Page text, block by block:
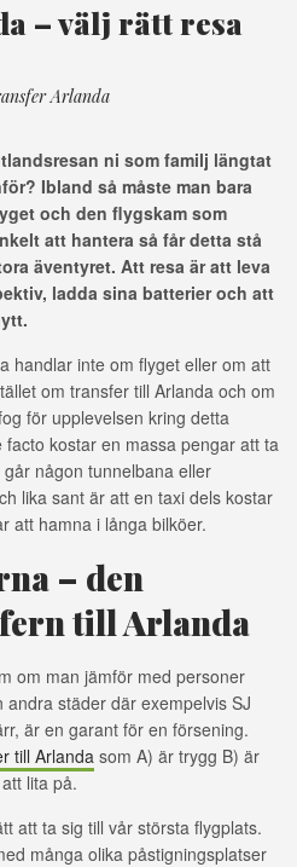
– välj rätt resa
Arlanda
ni som familj längtat
Ibland så måste man bara
och den flygskam som
att hantera så får detta stå
äventyret. Att resa är att leva
ladda sina batterier och att
handlar inte om flyget eller om att
om transfer till Arlanda och om
för upplevelsen kring detta
kostar en massa pengar att ta
någon tunnelbana eller
lika sant är att en taxi dels kostar
att hamna i långa bilköer.
– den
till Arlanda
om man jämför med personer
städer där exempelvis SJ
är en garant för en försening.
till Arlanda som A) är trygg B) är
lita på.
att ta sig till vår största flygplats.
många olika påstigningsplatser